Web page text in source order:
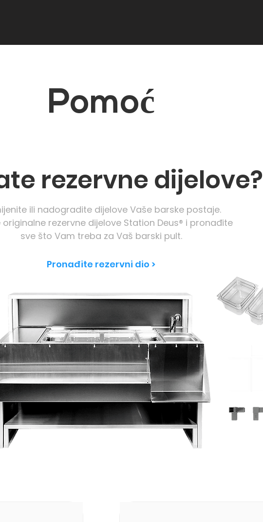
Pomoć
rezervne dijelove?
ili nadogradite dijelove Vaše barske postaje.
originalne rezervne dijelove Station Deus® i pronađite
sve što Vam treba za Vaš barski pult.
Pronađite rezervni dio >